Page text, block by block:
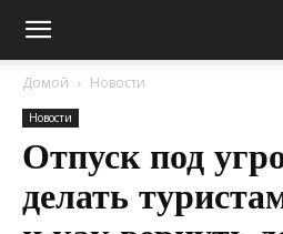
Домой Новости
Новости
Отпуск под
делать